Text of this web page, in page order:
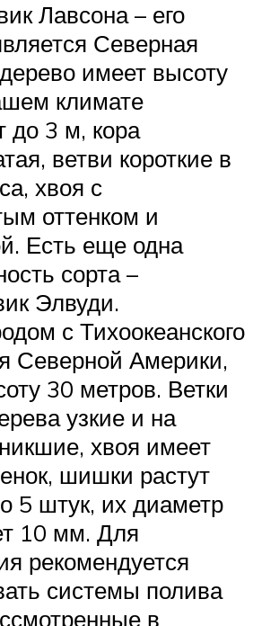
Лавсона – его
Северная
имеет высоту
климате
до 3 м, кора
ветви короткие в
хвоя с
оттенком и
Есть еще одна
сорта –
Элвуди.
с Тихоокеанского
Северной Америки,
30 метров. Ветки
узкие и на
хвоя имеет
шишки растут
5 штук, их диаметр
10 мм. Для
рекомендуется
системы полива
в